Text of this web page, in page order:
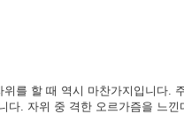
를 할 때 역시 마찬가지입니다.
. 자위 중 격한 오르가즘을 느